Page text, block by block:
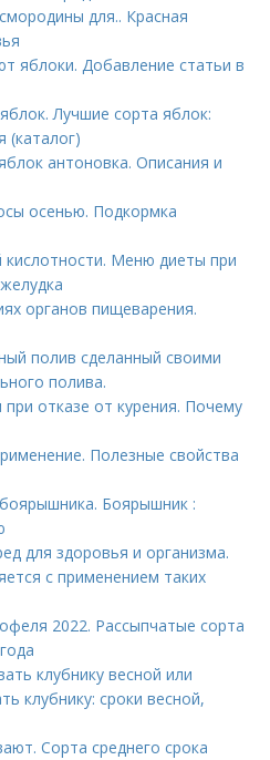
для.. Красная
яблоки. Добавление статьи в
Лучшие сорта яблок:
(каталог)
антоновка. Описания и
осенью. Подкормка
Меню диеты при
органов пищеварения.
полив сделанный своими
полива.
отказе от курения. Почему
Полезные свойства
Боярышник :
для здоровья и организма.
с применением таких
2022. Рассыпчатые сорта
клубнику весной или
клубнику: сроки весной,
Сорта среднего срока